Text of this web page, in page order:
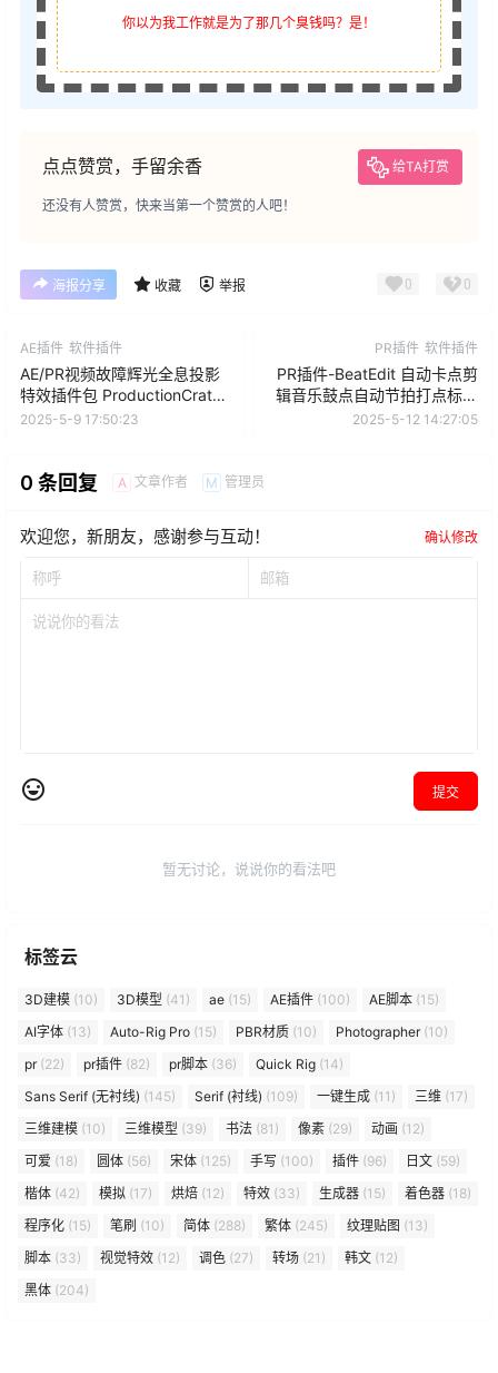
你以为我工作就是为了那几个臭钱吗？是！
点点赞赏，手留余香 给TA打赏
还没有人赞赏，快来当第一个赞赏的人吧！
海报分享 收藏 举报 0 0
AE插件 软件插件
AE/PR视频故障辉光全息投影
特效插件包 ProductionCrate
LaForge Suite V1.3.7 Win
2025-5-9 17:50:23
PR插件 软件插件
PR插件-BeatEdit 自动卡点剪
辑音乐鼓点自动节拍打点标记
动画+ 使用教程
2025-5-12 14:27:05
0 条回复 A 文章作者 M 管理员
欢迎您，新朋友，感谢参与互动！ 确认修改
提交
暂无讨论，说说你的看法吧
标签云
3D建模 (10) 3D模型 (41) ae (15) AE插件 (100) AE脚本 (15)
AI字体 (13) Auto-Rig Pro (15) PBR材质 (10) Photographer(10)
pr(22) pr插件 (82) pr脚本 (36) Quick Rig (14)
Sans Serif (无衬线) (145) Serif (衬线) (109) 一键生成 (11) 三维 (17)
三维建模 (10) 三维模型 (39) 书法 (81) 像素 (29) 动画 (12)
可爱 (18) 圆体 (56) 宋体 (125) 手写 (100) 插件 (96) 日文 (59)
楷体 (42) 模拟 (17) 烘焙 (12) 特效 (33) 生成器 (15) 着色器 (18)
程序化 (15) 笔刷 (10) 简体 (288) 繁体 (245) 纹理贴图 (13)
脚本 (33) 视觉特效 (12) 调色 (27) 转场 (21) 韩文 (12)
黑体 (204)